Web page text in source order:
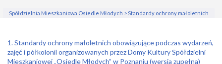
Spółdzielnia Mieszkaniowa Osiedle Młodych > Standardy ochrony małoletnich
1. Standardy ochrony małoletnich obowiązujące podczas wydarzeń,
zajęć i półkolonii organizowanych przez Domy Kultury Spółdzielni
Mieszkaniowej „Osiedle Młodych” w Poznaniu (wersja zupełna)